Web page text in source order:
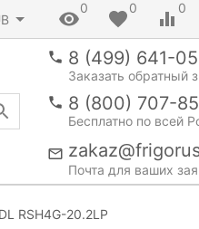
0 0 0
8 (499) 641-
Заказать обратный
8 (800) 707-
Бесплатно по всей
Почта для ваших
RSH4G-20.2LP